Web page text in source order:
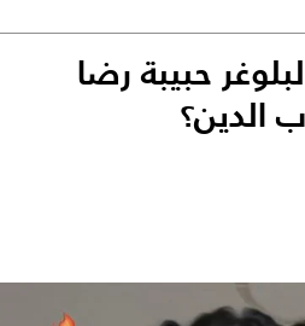
حبيبة رضا
الدين؟